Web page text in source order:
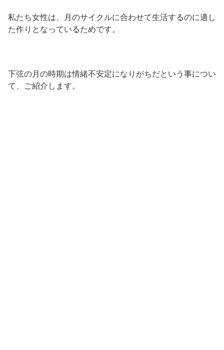
私たち女性は、月のサイクルに合わせて生活するのに適し
た作りとなっているためです。
下弦の月の時期は情緒不安定になりがちだという事につい
て、ご紹介します。